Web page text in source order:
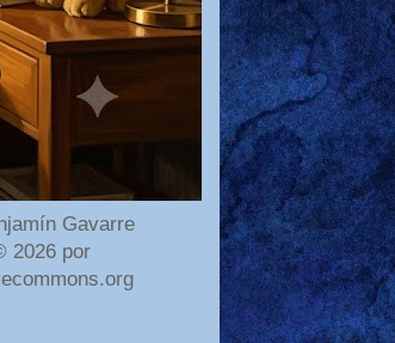
Gavarre
2026 por